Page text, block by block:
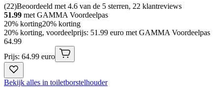
(22)Beoordeeld met 4.6 van de 5 sterren, 22 klantreviews
51.99 met GAMMA Voordeelpas
20% korting20% korting
20% korting, voordeelprijs: 51.99 euro met GAMMA Voordeelpas
64.99
Prijs: 64.99 euro
Bekijk alles in toiletborstelhouder